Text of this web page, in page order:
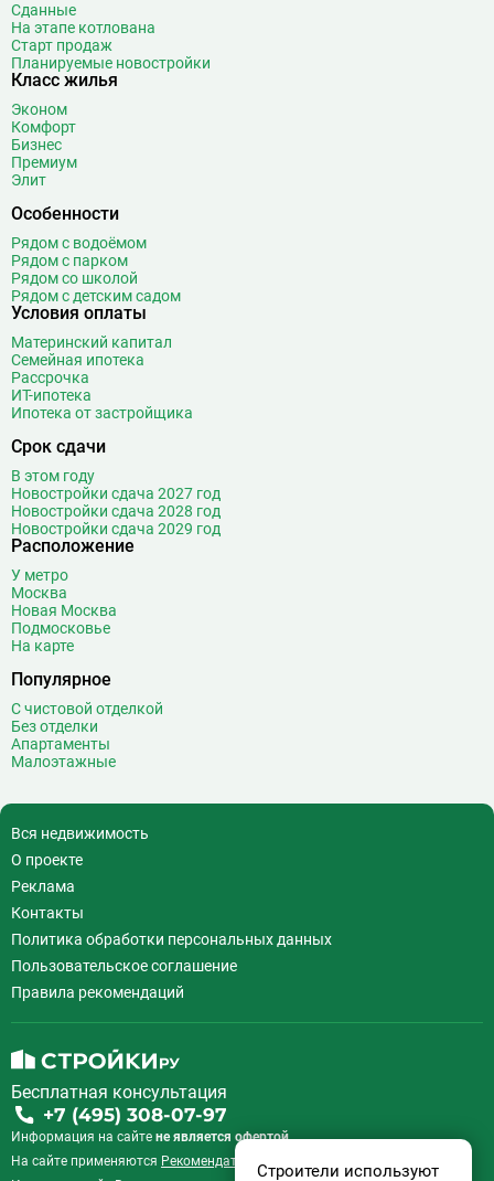
Сданные
На этапе котлована
Старт продаж
Планируемые новостройки
Класс жилья
Эконом
Комфорт
Бизнес
Премиум
Элит
Особенности
Рядом с водоёмом
Рядом с парком
Рядом со школой
Рядом с детским садом
Условия оплаты
Материнский капитал
Семейная ипотека
Рассрочка
ИТ-ипотека
Ипотека от застройщика
Срок сдачи
В этом году
Новостройки сдача 2027 год
Новостройки сдача 2028 год
Новостройки сдача 2029 год
Расположение
У метро
Москва
Новая Москва
Подмосковье
На карте
Популярное
С чистовой отделкой
Без отделки
Апартаменты
Малоэтажные
Вся недвижимость
О проекте
Реклама
Контакты
Политика обработки персональных данных
Пользовательское соглашение
Правила рекомендаций
Бесплатная консультация
+7 (495) 308-07-97
Информация на сайте не является офертой.
На сайте применяются Рекомендательные технологии
Строители используют